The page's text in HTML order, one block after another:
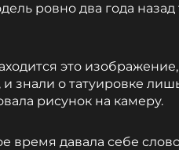
ровно два года
это
и знали о татуировке
рисунок на камеру.
время давала себе